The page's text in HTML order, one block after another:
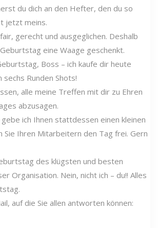
du dich an den Hefter, den du so
jetzt meins.
gerecht und ausgeglichen. Deshalb
eine Waage geschenkt.
Boss – ich kaufe dir heute
Runden Shots!
alle meine Treffen mit dir zu Ehren
abzusagen.
ich Ihnen stattdessen einen kleinen
Sie Ihren Mitarbeitern den Tag frei. Gern
des klügsten und besten
Organisation. Nein, nicht ich – du!! Alles
auf die Sie allen antworten können: